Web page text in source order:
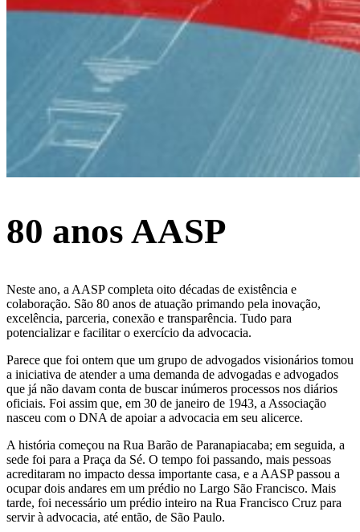
80 anos AASP
Neste ano, a AASP completa oito décadas de existência e
colaboração. São 80 anos de atuação primando pela inovação,
excelência, parceria, conexão e transparência. Tudo para
potencializar e facilitar o exercício da advocacia.
Parece que foi ontem que um grupo de advogados visionários tomou
a iniciativa de atender a uma demanda de advogadas e advogados
que já não davam conta de buscar inúmeros processos nos diários
oficiais. Foi assim que, em 30 de janeiro de 1943, a Associação
nasceu com o DNA de apoiar a advocacia em seu alicerce.
A história começou na Rua Barão de Paranapiacaba; em seguida, a
sede foi para a Praça da Sé. O tempo foi passando, mais pessoas
acreditaram no impacto dessa importante casa, e a AASP passou a
ocupar dois andares em um prédio no Largo São Francisco. Mais
tarde, foi necessário um prédio inteiro na Rua Francisco Cruz para
servir à advocacia, até então, de São Paulo.